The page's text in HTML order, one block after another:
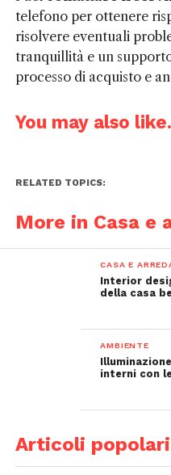
telefono per ottenere
risolvere eventuali
tranquillità e un
processo di acquisto e
You may also
RELATED TOPICS:
More in Casa e
CASA E
Interior
della casa
AMBIENTE
interni con
Articoli popolari